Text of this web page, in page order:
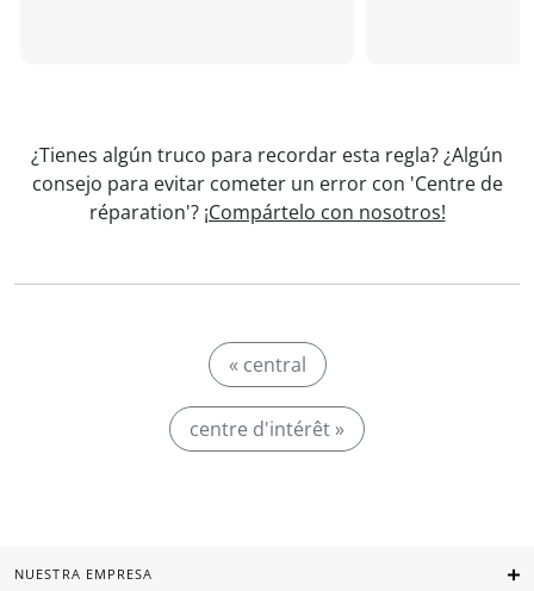
¿Tienes algún truco para recordar esta regla? ¿Algún
consejo para evitar cometer un error con 'Centre de
réparation'? ¡Compártelo con nosotros!
« central
centre d'intérêt »
NUESTRA EMPRESA